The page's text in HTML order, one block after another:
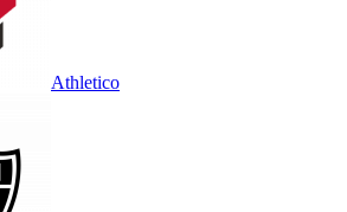
Athletico